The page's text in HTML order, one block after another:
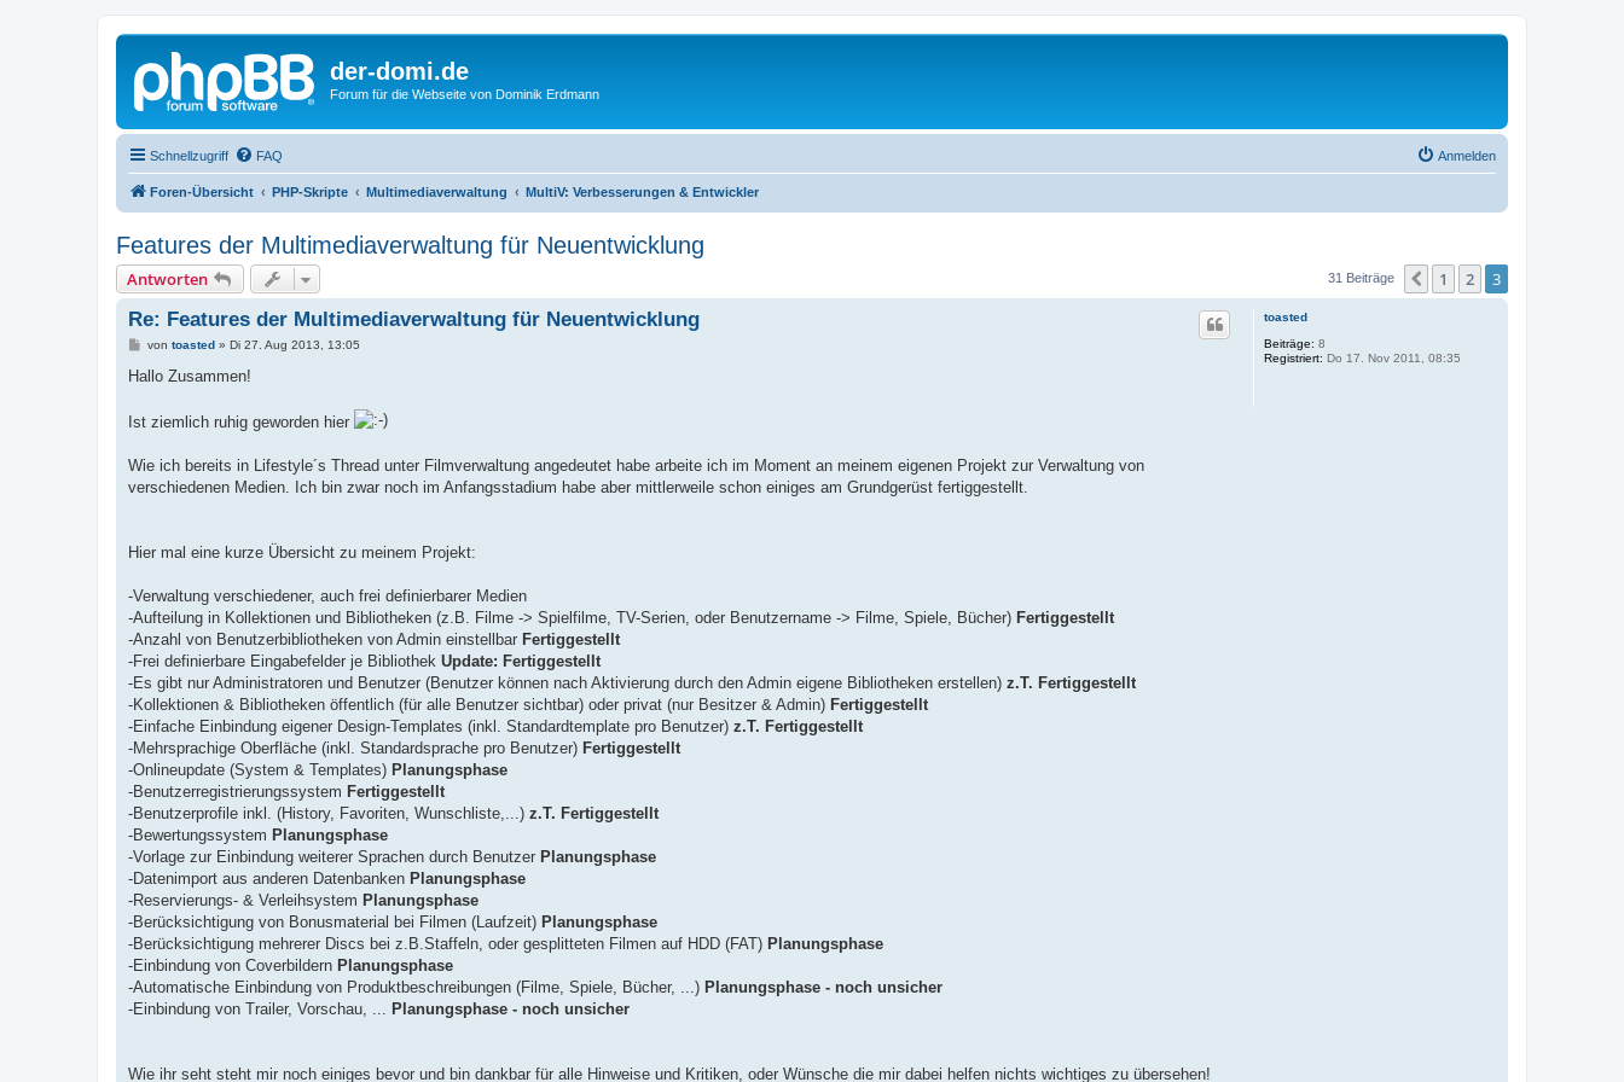
der-domi.de
Forum für die Webseite von Dominik Erdmann
Schnellzugriff FAQ Anmelden
Foren-Übersicht PHP-Skripte Multimediaverwaltung MultiV: Verbesserungen & Entwickler
Features der Multimediaverwaltung für Neuentwicklung
Antworten 31 Beiträge Vorherige
1 2 3
toasted
Beiträge: 8
Registriert: Do 17. Nov 2011, 08:35
Re: Features der Multimediaverwaltung für Neuentwicklung
B
i
a
g
von toasted» Di 27. Aug 2013, 13:05
Hallo Zusammen!
Ist ziemlich ruhig geworden hier
Wie ich bereits in Lifestyle´s Thread unter Filmverwaltung angedeutet habe arbeite ich im Moment an meinem eigenen Projekt zur Verwaltung von
verschiedenen Medien. Ich bin zwar noch im Anfangsstadium habe aber mittlerweile schon einiges am Grundgerüst fertiggestellt.
Hier mal eine kurze Übersicht zu meinem Projekt:
-Verwaltung verschiedener, auch frei definierbarer Medien
-Aufteilung in Kollektionen und Bibliotheken (z.B. Filme -> Spielfilme, TV-Serien, oder Benutzername -> Filme, Spiele, Bücher) Fertiggestellt
-Anzahl von Benutzerbibliotheken von Admin einstellbar Fertiggestellt
-Frei definierbare Eingabefelder je Bibliothek Update: Fertiggestellt
-Es gibt nur Administratoren und Benutzer (Benutzer können nach Aktivierung durch den Admin eigene Bibliotheken erstellen) z.T. Fertiggestellt
-Kollektionen & Bibliotheken öffentlich (für alle Benutzer sichtbar) oder privat (nur Besitzer & Admin) Fertiggestellt
-Einfache Einbindung eigener Design-Templates (inkl. Standardtemplate pro Benutzer) z.T. Fertiggestellt
-Mehrsprachige Oberfläche (inkl. Standardsprache pro Benutzer) Fertiggestellt
-Onlineupdate (System & Templates) Planungsphase
-Benutzerregistrierungssystem Fertiggestellt
-Benutzerprofile inkl. (History, Favoriten, Wunschliste,...) z.T. Fertiggestellt
-Bewertungssystem Planungsphase
-Vorlage zur Einbindung weiterer Sprachen durch Benutzer Planungsphase
-Datenimport aus anderen Datenbanken Planungsphase
-Reservierungs- & Verleihsystem Planungsphase
-Berücksichtigung von Bonusmaterial bei Filmen (Laufzeit) Planungsphase
-Berücksichtigung mehrerer Discs bei z.B.Staffeln, oder gesplitteten Filmen auf HDD (FAT) Planungsphase
-Einbindung von Coverbildern Planungsphase
-Automatische Einbindung von Produktbeschreibungen (Filme, Spiele, Bücher, ...) Planungsphase - noch unsicher
-Einbindung von Trailer, Vorschau, ... Planungsphase - noch unsicher
Wie ihr seht steht mir noch einiges bevor und bin dankbar für alle Hinweise und Kritiken, oder Wünsche die mir dabei helfen nichts wichtiges zu übersehen!